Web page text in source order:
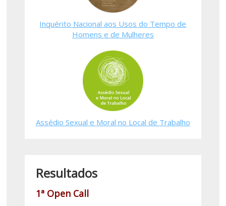
Inquérito Nacional aos Usos do Tempo de
Homens e de Mulheres
Assédio Sexual e Moral no Local de Trabalho
Resultados
1ª Open Call